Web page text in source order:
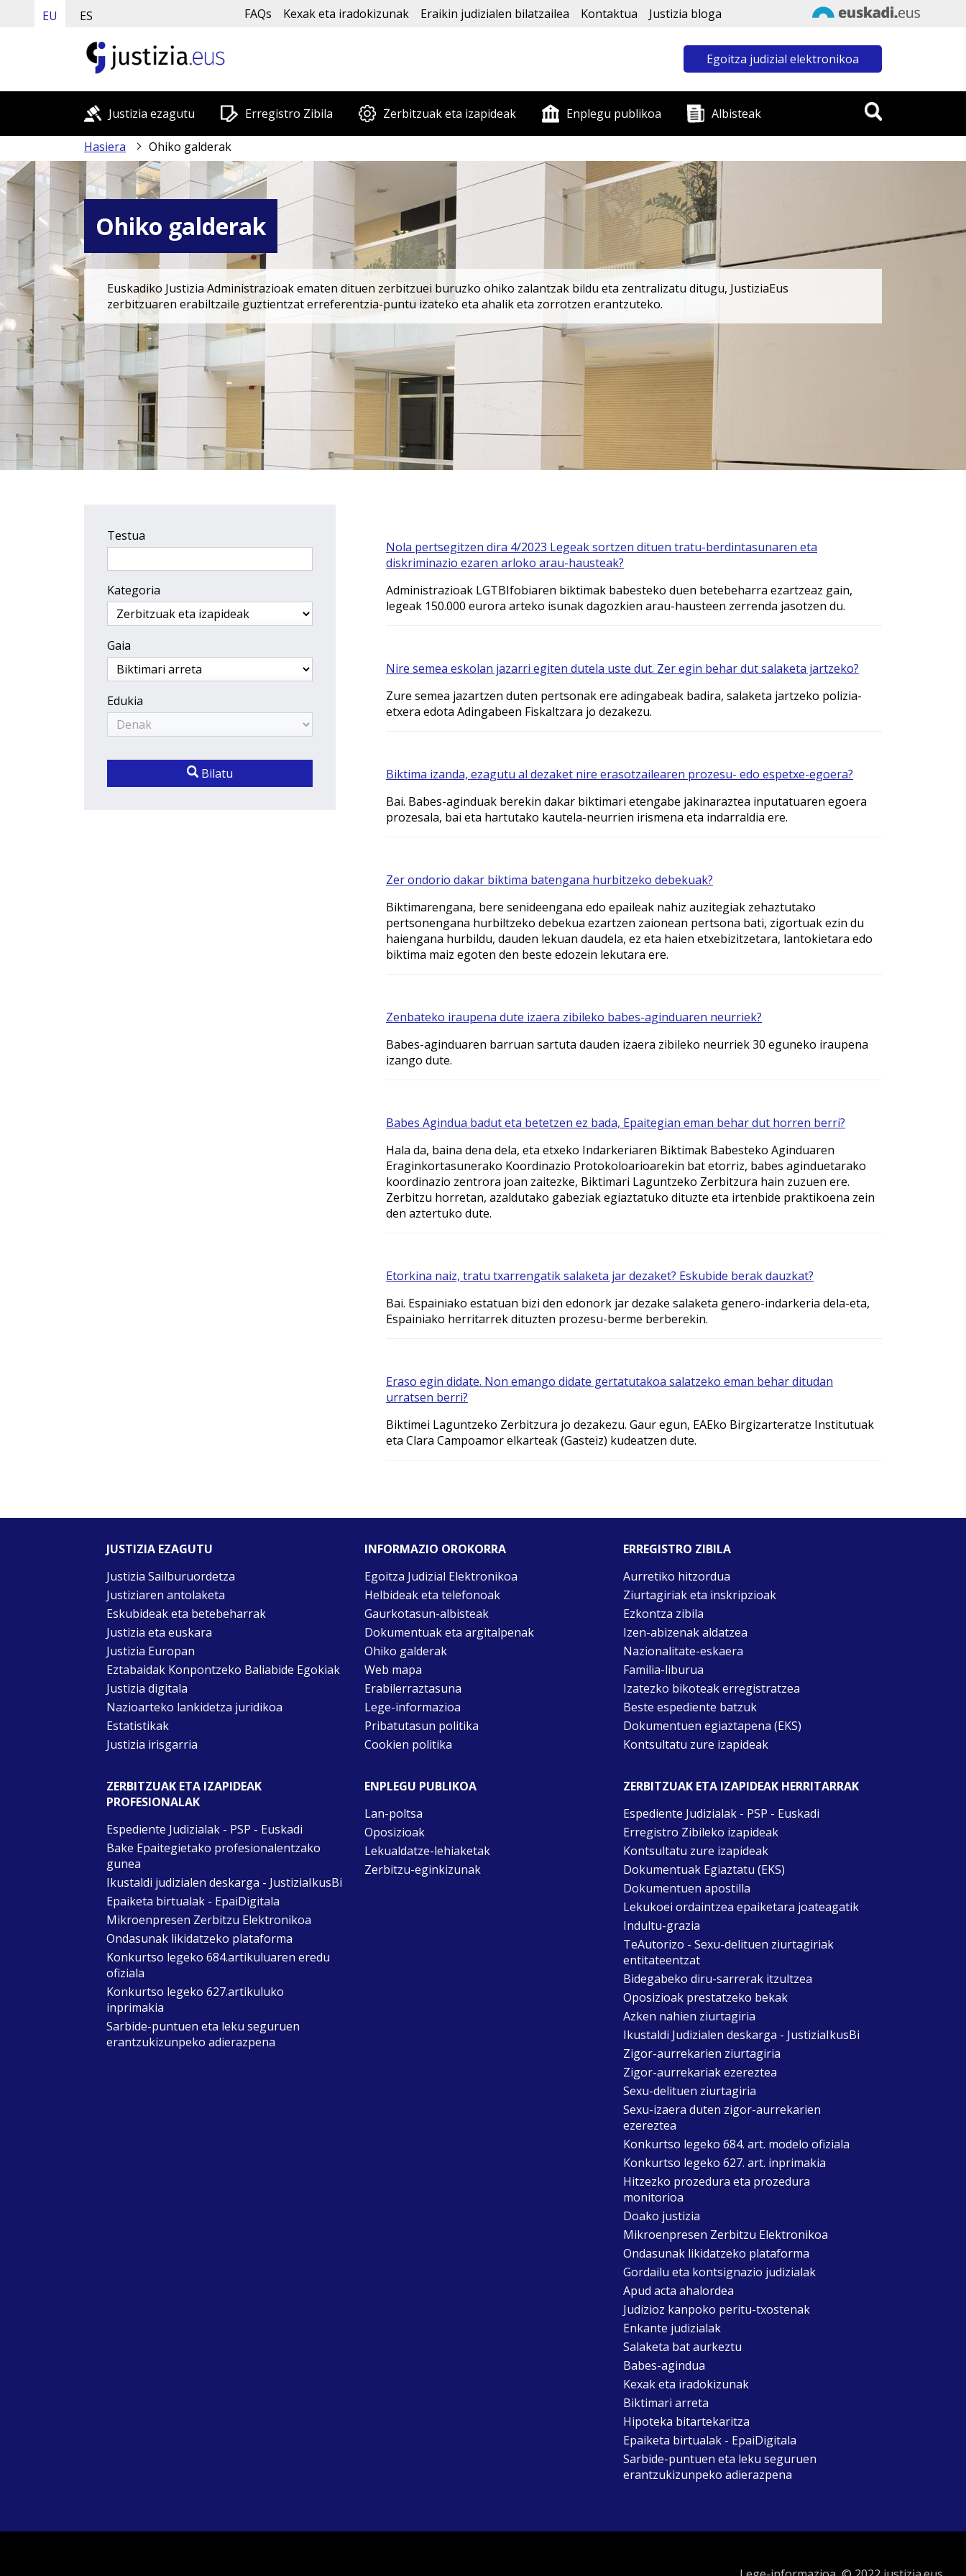
EU ES FAQs Kexak eta iradokizunak Eraikin judizialen bilatzailea Kontaktua Justizia bloga
Egoitza judizial elektronikoa
Justizia ezagutu Erregistro Zibila Zerbitzuak eta izapideak Enplegu publikoa Albisteak
Hasiera Ohiko galderak
Ohiko galderak
Euskadiko Justizia Administrazioak ematen dituen zerbitzuei buruzko ohiko zalantzak bildu eta zentralizatu ditugu, JustiziaEus
zerbitzuaren erabiltzaile guztientzat erreferentzia-puntu izateko eta ahalik eta zorrotzen erantzuteko.
Testua
Kategoria
Gaia
Edukia
Bilatu
Nola pertsegitzen dira 4/2023 Legeak sortzen dituen tratu-berdintasunaren eta
diskriminazio ezaren arloko arau-hausteak?
Administrazioak LGTBIfobiaren biktimak babesteko duen betebeharra ezartzeaz gain,
legeak 150.000 eurora arteko isunak dagozkien arau-hausteen zerrenda jasotzen du.
Nire semea eskolan jazarri egiten dutela uste dut. Zer egin behar dut salaketa jartzeko?
Zure semea jazartzen duten pertsonak ere adingabeak badira, salaketa jartzeko polizia-
etxera edota Adingabeen Fiskaltzara jo dezakezu.
Biktima izanda, ezagutu al dezaket nire erasotzailearen prozesu- edo espetxe-egoera?
Bai. Babes-aginduak berekin dakar biktimari etengabe jakinaraztea inputatuaren egoera
prozesala, bai eta hartutako kautela-neurrien irismena eta indarraldia ere.
Zer ondorio dakar biktima batengana hurbitzeko debekuak?
Biktimarengana, bere senideengana edo epaileak nahiz auzitegiak zehaztutako
pertsonengana hurbiltzeko debekua ezartzen zaionean pertsona bati, zigortuak ezin du
haiengana hurbildu, dauden lekuan daudela, ez eta haien etxebizitzetara, lantokietara edo
biktima maiz egoten den beste edozein lekutara ere.
Zenbateko iraupena dute izaera zibileko babes-aginduaren neurriek?
Babes-aginduaren barruan sartuta dauden izaera zibileko neurriek 30 eguneko iraupena
izango dute.
Babes Agindua badut eta betetzen ez bada, Epaitegian eman behar dut horren berri?
Hala da, baina dena dela, eta etxeko Indarkeriaren Biktimak Babesteko Aginduaren
Eraginkortasunerako Koordinazio Protokoloarioarekin bat etorriz, babes aginduetarako
koordinazio zentrora joan zaitezke, Biktimari Laguntzeko Zerbitzura hain zuzuen ere.
Zerbitzu horretan, azaldutako gabeziak egiaztatuko dituzte eta irtenbide praktikoena zein
den aztertuko dute.
Etorkina naiz, tratu txarrengatik salaketa jar dezaket? Eskubide berak dauzkat?
Bai. Espainiako estatuan bizi den edonork jar dezake salaketa genero-indarkeria dela-eta,
Espainiako herritarrek dituzten prozesu-berme berberekin.
Eraso egin didate. Non emango didate gertatutakoa salatzeko eman behar ditudan
urratsen berri?
Biktimei Laguntzeko Zerbitzura jo dezakezu. Gaur egun, EAEko Birgizarteratze Institutuak
eta Clara Campoamor elkarteak (Gasteiz) kudeatzen dute.
JUSTIZIA EZAGUTU
Justizia Sailburuordetza
Justiziaren antolaketa
Eskubideak eta betebeharrak
Justizia eta euskara
Justizia Europan
Eztabaidak Konpontzeko Baliabide Egokiak
Justizia digitala
Nazioarteko lankidetza juridikoa
Estatistikak
Justizia irisgarria
INFORMAZIO OROKORRA
Egoitza Judizial Elektronikoa
Helbideak eta telefonoak
Gaurkotasun-albisteak
Dokumentuak eta argitalpenak
Ohiko galderak
Web mapa
Erabilerraztasuna
Lege-informazioa
Pribatutasun politika
Cookien politika
ERREGISTRO ZIBILA
Aurretiko hitzordua
Ziurtagiriak eta inskripzioak
Ezkontza zibila
Izen-abizenak aldatzea
Nazionalitate-eskaera
Familia-liburua
Izatezko bikoteak erregistratzea
Beste espediente batzuk
Dokumentuen egiaztapena (EKS)
Kontsultatu zure izapideak
ZERBITZUAK ETA IZAPIDEAK
PROFESIONALAK
Espediente Judizialak - PSP - Euskadi
Bake Epaitegietako profesionalentzako
gunea
Ikustaldi judizialen deskarga - JustiziaIkusBi
Epaiketa birtualak - EpaiDigitala
Mikroenpresen Zerbitzu Elektronikoa
Ondasunak likidatzeko plataforma
Konkurtso legeko 684.artikuluaren eredu
ofiziala
Konkurtso legeko 627.artikuluko
inprimakia
Sarbide-puntuen eta leku seguruen
erantzukizunpeko adierazpena
ENPLEGU PUBLIKOA
Lan-poltsa
Oposizioak
Lekualdatze-lehiaketak
Zerbitzu-eginkizunak
ZERBITZUAK ETA IZAPIDEAK HERRITARRAK
Espediente Judizialak - PSP - Euskadi
Erregistro Zibileko izapideak
Kontsultatu zure izapideak
Dokumentuak Egiaztatu (EKS)
Dokumentuen apostilla
Lekukoei ordaintzea epaiketara joateagatik
Indultu-grazia
TeAutorizo - Sexu-delituen ziurtagiriak
entitateentzat
Bidegabeko diru-sarrerak itzultzea
Oposizioak prestatzeko bekak
Azken nahien ziurtagiria
Ikustaldi Judizialen deskarga - JustiziaIkusBi
Zigor-aurrekarien ziurtagiria
Zigor-aurrekariak ezereztea
Sexu-delituen ziurtagiria
Sexu-izaera duten zigor-aurrekarien
ezereztea
Konkurtso legeko 684. art. modelo ofiziala
Konkurtso legeko 627. art. inprimakia
Hitzezko prozedura eta prozedura
monitorioa
Doako justizia
Mikroenpresen Zerbitzu Elektronikoa
Ondasunak likidatzeko plataforma
Gordailu eta kontsignazio judizialak
Apud acta ahalordea
Judizioz kanpoko peritu-txostenak
Enkante judizialak
Salaketa bat aurkeztu
Babes-agindua
Kexak eta iradokizunak
Biktimari arreta
Hipoteka bitartekaritza
Epaiketa birtualak - EpaiDigitala
Sarbide-puntuen eta leku seguruen
erantzukizunpeko adierazpena